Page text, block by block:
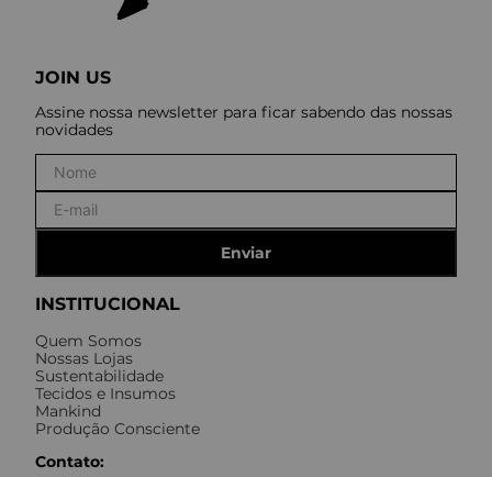
INSTITUCIONAL
Quem Somos
Nossas Lojas
Sustentabilidade
Tecidos e Insumos
Mankind
Produção Consciente
Contato:
JOIN US
Assine nossa newsletter para ficar sabendo das nossas
novidades
Enviar